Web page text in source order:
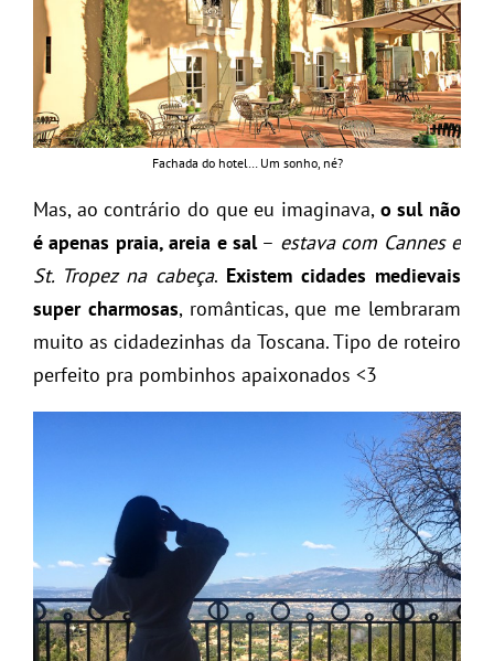
Fachada do hotel… Um sonho, né?
Mas, ao contrário do que eu imaginava, o sul não
é apenas praia, areia e sal– estava com Cannes e
St. Tropez na cabeça. Existem cidades medievais
super charmosas, românticas, que me lembraram
muito as cidadezinhas da Toscana. Tipo de roteiro
perfeito pra pombinhos apaixonados <3